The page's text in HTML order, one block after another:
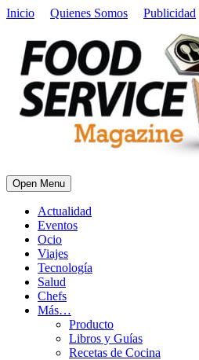
Inicio Quienes Somos Publicidad
Open Menu
Actualidad
Eventos
Ocio
Viajes
Tecnología
Salud
Chefs
Más…
Producto
Libros y Guías
Recetas de Cocina